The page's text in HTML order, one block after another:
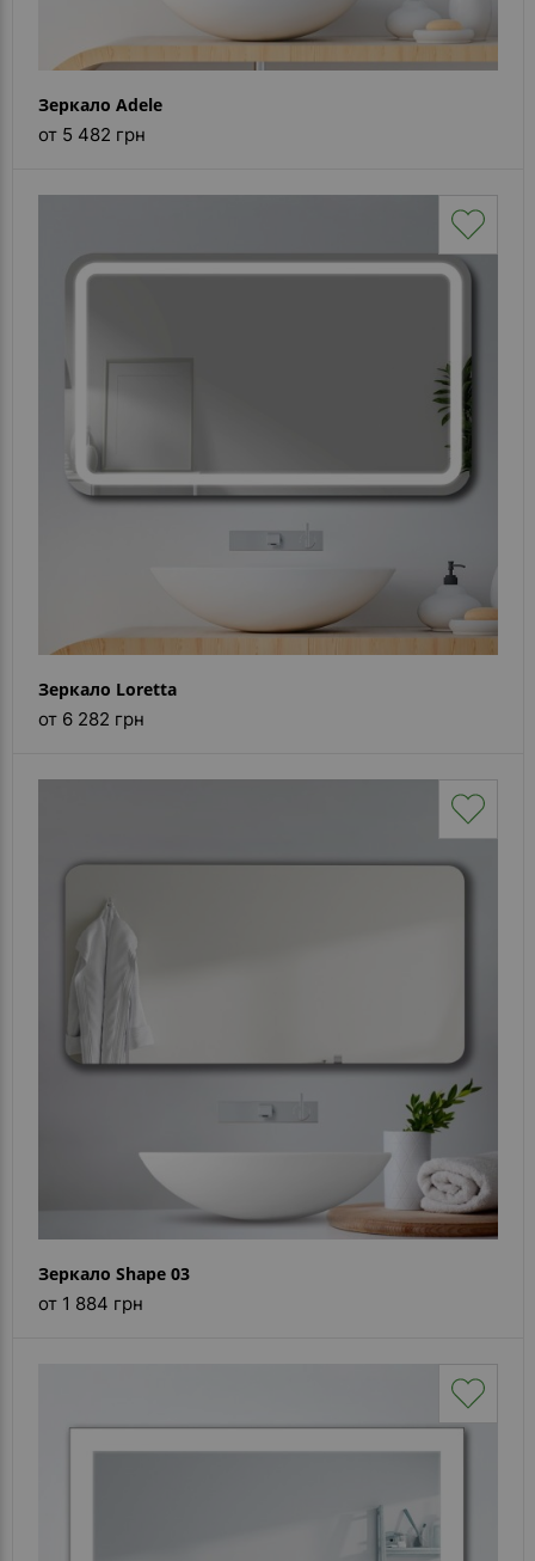
Зеркало Adele
от 5 482 грн
Зеркало Loretta
от 6 282 грн
Зеркало Shape 03
от 1 884 грн